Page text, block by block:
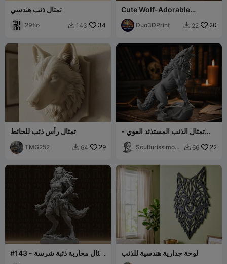
تمثال ذئب هندسي
29flo  143 34
Cute Wolf-Adorable
Woodland Wolf Statue
Duo3DPrint  22 20
تمثال رأس ذئب للحائط
TMG252  64 29
تمثال الذئب المستذئد العوي -
Sculturissimo3
 66 22
#143 تمثال محاربة ذئبة شرسة -
لوحة جدارية هندسية للذئب